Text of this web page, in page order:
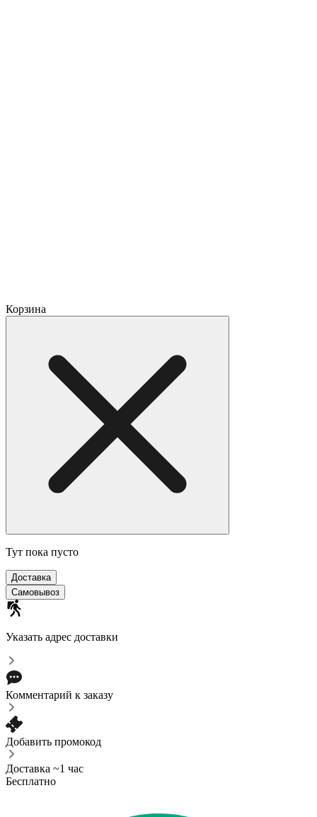
Корзина
Тут пока пусто
Доставка
Самовывоз
Указать адрес доставки
Комментарий к заказу
Добавить промокод
Доставка ~1 час
Бесплатно